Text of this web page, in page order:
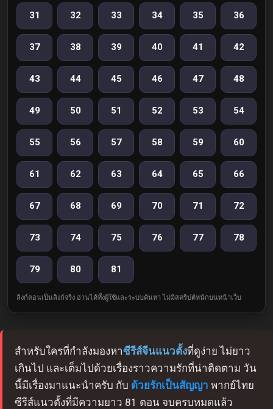
31 32 33 34 35 36
37 38 39 40 41 42
43 44 45 46 47 48
49 50 51 52 53 54
55 56 57 58 59 60
61 62 63 64 65 66
67 68 69 70 71 72
73 74 75 76 77 78
79 80 81
ลิงก์ตอนเป็นลิงก์จริง อ่านได้ทั้งผู้ใช้และระบบค้นหา ไม่มีสคริปต์หนักบนหน้าเว็บ
สำหรับใครที่กำลังมองหาซีรีส์จีนแนวตั้งที่ดูง่าย ไม่ยาว
เกินไป และเต็มไปด้วยเรื่องราวความรักที่น่าติดตาม วัน
นี้มีเรื่องมาแนะนำครับ กับ ด้วยรักเป็นสัญญา พากย์ไทย
ซีรีส์แนวตั้งที่มีความยาว 81 ตอน จบครบหมดแล้ว